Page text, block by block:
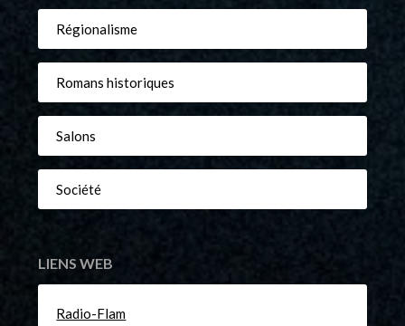
Régionalisme
Romans historiques
Salons
Société
LIENS WEB
Radio-Flam